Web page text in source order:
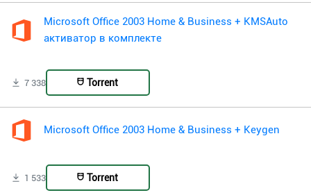
Microsoft Office 2003 Home & Business + KMSAuto
активатор в комплекте
7 338 Torrent
Microsoft Office 2003 Home & Business + Keygen
1 533 Torrent